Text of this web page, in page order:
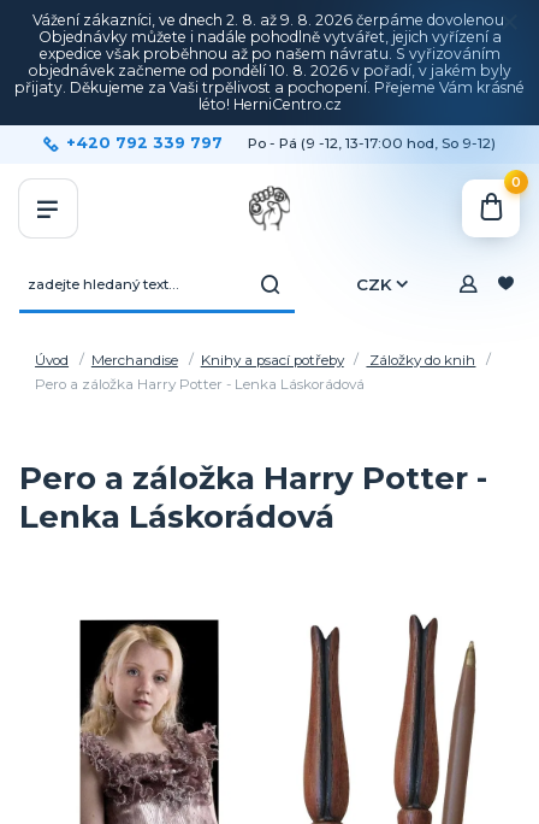
Vážení zákazníci, ve dnech 2. 8. až 9. 8. 2026 čerpáme dovolenou.
Objednávky můžete i nadále pohodlně vytvářet, jejich vyřízení a
expedice však proběhnou až po našem návratu. S vyřizováním
objednávek začneme od pondělí 10. 8. 2026 v pořadí, v jakém byly
přijaty. Děkujeme za Vaši trpělivost a pochopení. Přejeme Vám krásné
léto! HerniCentro.cz
CZK
+420 792 339 797 Po - Pá (9 -12, 13-17:00 hod, So 9-12)
0
Úvod Merchandise Knihy a psací potřeby
Záložky do knih
Pero a záložka Harry Potter - Lenka Láskorádová
Pero a záložka Harry Potter -
Lenka Láskorádová